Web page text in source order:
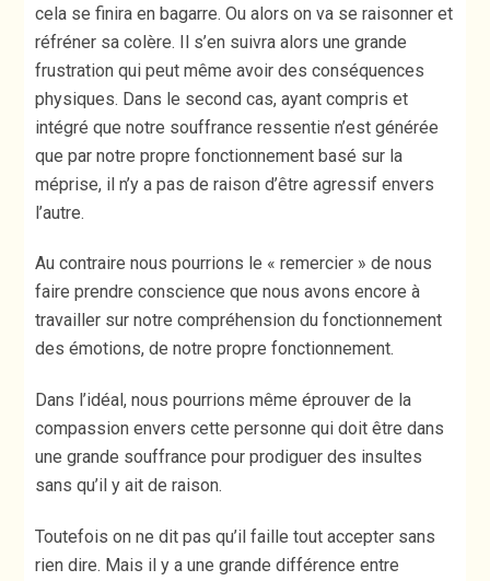
cela se finira en bagarre. Ou alors on va se raisonner et
réfréner sa colère. Il s’en suivra alors une grande
frustration qui peut même avoir des conséquences
physiques. Dans le second cas, ayant compris et
intégré que notre souffrance ressentie n’est générée
que par notre propre fonctionnement basé sur la
méprise, il n’y a pas de raison d’être agressif envers
l’autre.
Au contraire nous pourrions le « remercier » de nous
faire prendre conscience que nous avons encore à
travailler sur notre compréhension du fonctionnement
des émotions, de notre propre fonctionnement.
Dans l’idéal, nous pourrions même éprouver de la
compassion envers cette personne qui doit être dans
une grande souffrance pour prodiguer des insultes
sans qu’il y ait de raison.
Toutefois on ne dit pas qu’il faille tout accepter sans
rien dire. Mais il y a une grande différence entre